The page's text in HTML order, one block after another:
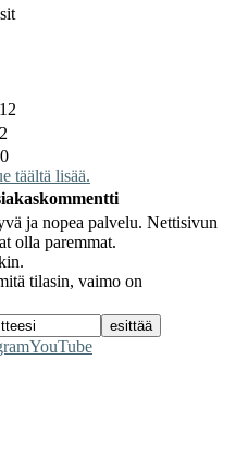
täältä lisää.
ja nopea palvelu. Nettisivun
olla paremmat.
tilasin, vaimo on
YouTube